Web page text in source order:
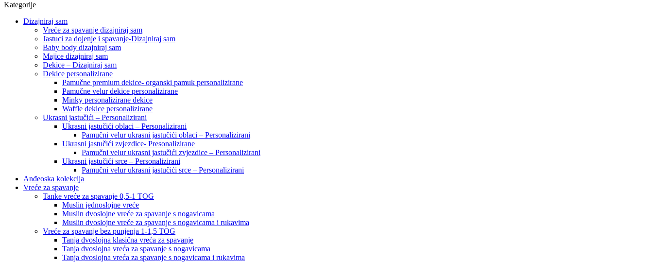
Kategorije
Dizajniraj sam
Vreće za spavanje dizajniraj sam
Jastuci za dojenje i spavanje-Dizajniraj sam
Baby body dizajniraj sam
Majice dizajniraj sam
Dekice – Dizajniraj sam
Dekice personalizirane
Pamučne premium dekice- organski pamuk personalizirane
Pamučne velur dekice personalizirane
Minky personalizirane dekice
Waffle dekice personalizirane
Ukrasni jastučići – Personalizirani
Ukrasni jastučići oblaci – Personalizirani
Pamučni velur ukrasni jastučići oblaci – Personalizirani
Ukrasni jastučići zvjezdice- Presonalizirane
Pamučni velur ukrasni jastučići zvjezdice – Personalizirani
Ukrasni jastučići srce – Personalizirani
Pamučni velur ukrasni jastučići srce – Personalizirani
Anđeoska kolekcija
Vreće za spavanje
Tanke vreće za spavanje 0,5-1 TOG
Muslin jednoslojne vreće
Muslin dvoslojne vreće za spavanje s nogavicama
Muslin dvoslojne vreće za spavanje s nogavicama i rukavima
Vreće za spavanje bez punjenja 1-1,5 TOG
Tanja dvoslojna klasična vreća za spavanje
Tanja dvoslojna vreća za spavanje s nogavicama
Tanja dvoslojna vreća za spavanje s nogavicama i rukavima